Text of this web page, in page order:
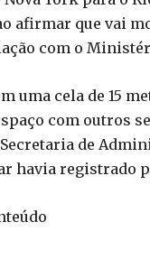
afirmar que vai
com o
uma cela de 15
com outros
de
havia registrado